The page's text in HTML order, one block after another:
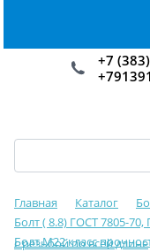
+7
Главная Каталог
Болт ( 8.8) ГОСТ 7805-
с резьбой по всей длине
Болт М22 класс